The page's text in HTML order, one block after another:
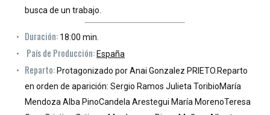
busca de un trabajo.
Duración: 18:00 min.
País de Producción:España
Reparto:Protagonizado por Anai Gonzalez PRIETO.Reparto
en orden de aparición: Sergio Ramos Julieta ToribioMaría
Mendoza Alba PinoCandela Arestegui María MorenoTeresa